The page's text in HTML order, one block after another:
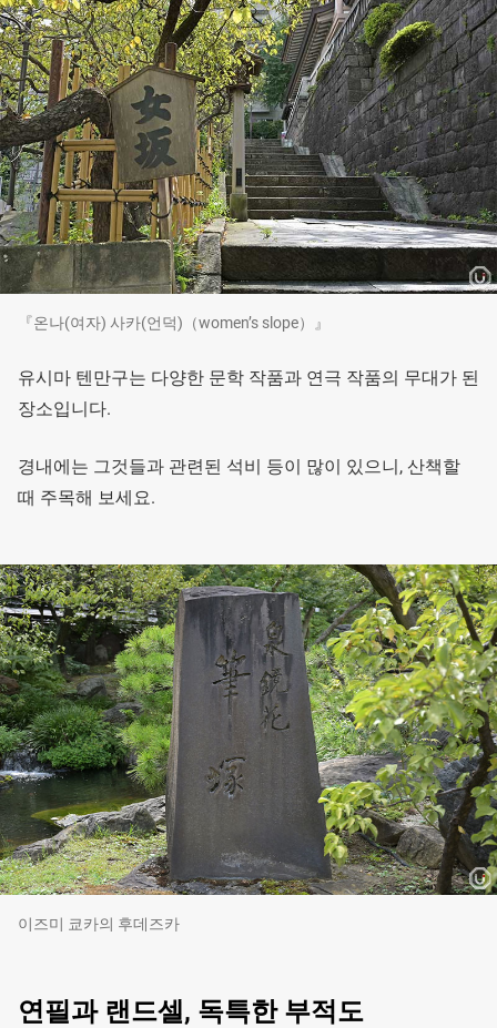
『온나(여자) 사카(언덕)（women’s slope）』
유시마 텐만구는 다양한 문학 작품과 연극 작품의 무대가 된
장소입니다.
경내에는 그것들과 관련된 석비 등이 많이 있으니, 산책할
때 주목해 보세요.
이즈미 쿄카의 후데즈카
연필과 랜드셀, 독특한 부적도